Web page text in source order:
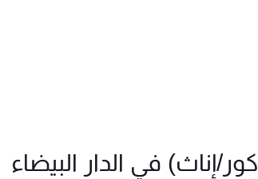
في الدار البيضاء